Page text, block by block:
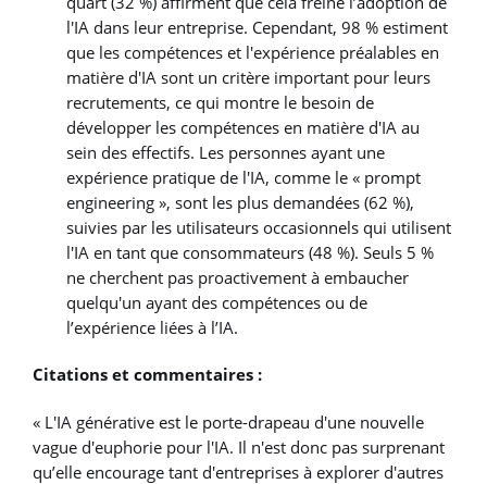
l'IA dans leur entreprise. Cependant, 98 % estiment
que les compétences et l'expérience préalables en
matière d'IA sont un critère important pour leurs
recrutements, ce qui montre le besoin de
développer les compétences en matière d'IA au
sein des effectifs. Les personnes ayant une
expérience pratique de l'IA, comme le « prompt
engineering », sont les plus demandées (62 %),
suivies par les utilisateurs occasionnels qui utilisent
l'IA en tant que consommateurs (48 %). Seuls 5 %
ne cherchent pas proactivement à embaucher
quelqu'un ayant des compétences ou de
l’expérience liées à l’IA.
Citations et commentaires :
« L'IA générative est le porte-drapeau d'une nouvelle
vague d'euphorie pour l'IA. Il n'est donc pas surprenant
qu’elle encourage tant d'entreprises à explorer d'autres